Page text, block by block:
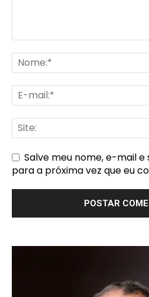
Salve meu nome, e-mail
para a próxima vez que eu